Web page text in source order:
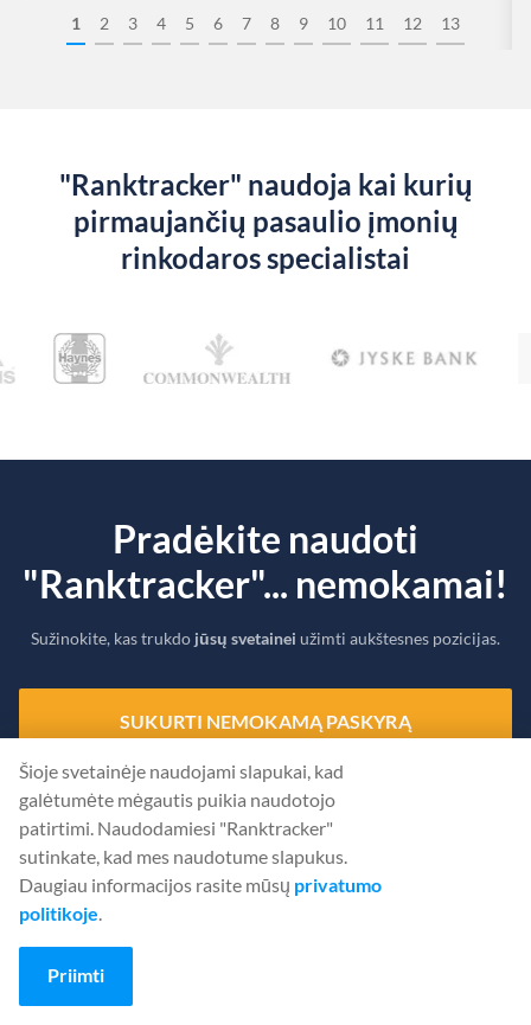
1 2 3 4 5 6 7 8 9 10 11 12 13
"Ranktracker" naudoja kai kurių
pirmaujančių pasaulio įmonių
rinkodaros specialistai
Pradėkite naudoti
"Ranktracker"... nemokamai!
Sužinokite, kas trukdo jūsų svetainei užimti aukštesnes pozicijas.
SUKURTI NEMOKAMĄ PASKYRĄ
ArbaPrisijunkitenaudodami savo įgaliojimus
Šioje svetainėje naudojami slapukai, kad
galėtumėte mėgautis puikia naudotojo
patirtimi. Naudodamiesi "Ranktracker"
sutinkate, kad mes naudotume slapukus.
Daugiau informacijos rasite mūsų privatumo
politikoje.
Priimti